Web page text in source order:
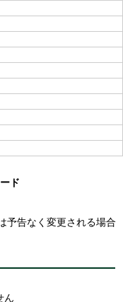
ド
予告なく変更される場合
ん